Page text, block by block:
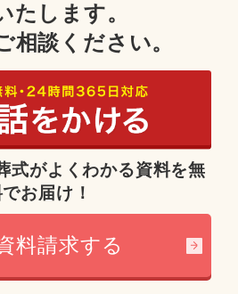
たします。
相談ください。
式がよくわかる資料を無
お届け！
料請求する